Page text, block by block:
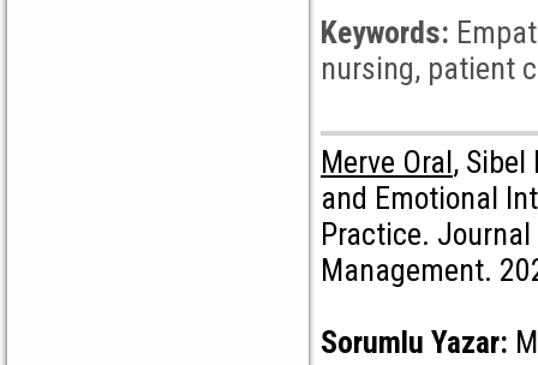
Keywords:
nursing, patient
Merve Oral,
and Emotional
Practice.
Management.
Sorumlu Yazar: